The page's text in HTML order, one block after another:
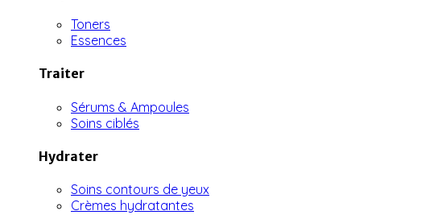
Toners
Essences
Traiter
Sérums & Ampoules
Soins ciblés
Hydrater
Soins contours de yeux
Crèmes hydratantes